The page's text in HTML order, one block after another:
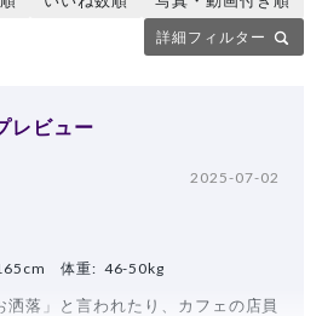
詳細フィルター
レビュー
2025-07-02
体重: 46-50kg
落」と言われたり、カフェの店員